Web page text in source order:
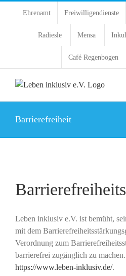
Ehrenamt Freiwilligendienste
Radiesle Mensa
Café Regenbogen
Barrierefreiheit
Leben inklusiv e.V. ist bemüht,
mit dem
Verordnung zum
barrierefrei zugänglich zu
https://www.leben-inklusiv.de/.